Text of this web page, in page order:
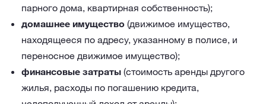
парного дома, квартирная собственность);
домашнее имущество (движимое имущество,
находящееся по адресу, указанному в полисе, и
переносное движимое имущество);
финансовые затраты (стоимость аренды другого
жилья, расходы по погашению кредита,